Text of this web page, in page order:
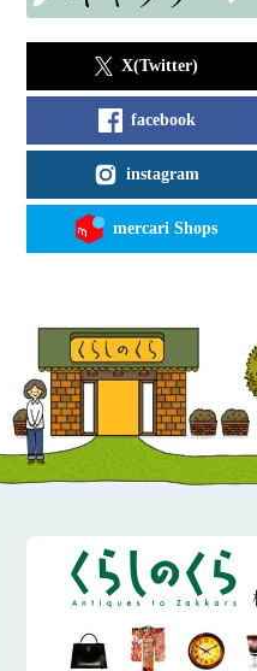
X(Twitter)
facebook
instagram
mercari Shops